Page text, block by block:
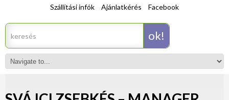
Szállítási infók Ajánlatkérés Facebook